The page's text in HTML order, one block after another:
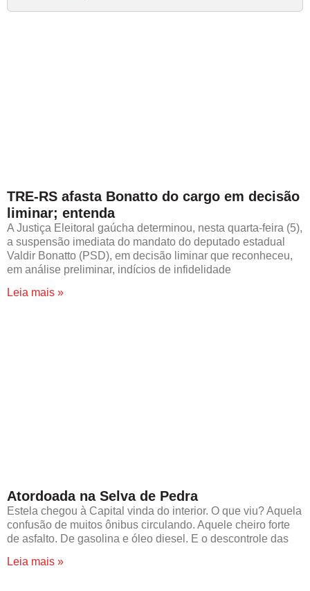
TRE-RS afasta Bonatto do cargo em decisão
liminar; entenda
A Justiça Eleitoral gaúcha determinou, nesta quarta-feira (5),
a suspensão imediata do mandato do deputado estadual
Valdir Bonatto (PSD), em decisão liminar que reconheceu,
em análise preliminar, indícios de infidelidade
Leia mais »
Atordoada na Selva de Pedra
Estela chegou à Capital vinda do interior. O que viu? Aquela
confusão de muitos ônibus circulando. Aquele cheiro forte
de asfalto. De gasolina e óleo diesel. E o descontrole das
Leia mais »